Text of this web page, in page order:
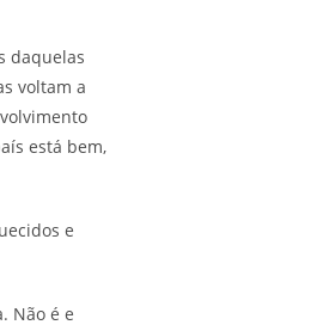
daquelas
voltam a
está bem,
e
Não é e